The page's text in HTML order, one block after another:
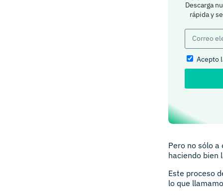
Descarga
rápida y
Acepto
Pero no sólo
haciendo bien
Este proceso
lo que